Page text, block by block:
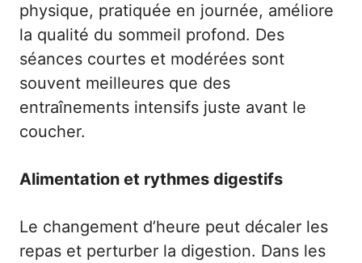
physique, pratiquée en journée, améliore
la qualité du sommeil profond. Des
séances courtes et modérées sont
souvent meilleures que des
entraînements intensifs juste avant le
coucher.
Alimentation et rythmes digestifs
Le changement d’heure peut décaler les
repas et perturber la digestion. Dans les